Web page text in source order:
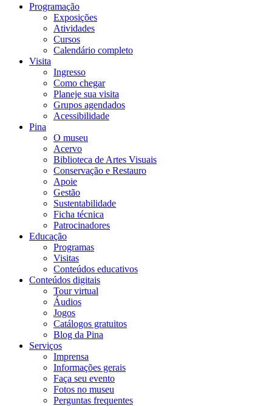
Programação
Exposições
Atividades
Cursos
Calendário completo
Visita
Ingresso
Como chegar
Planeje sua visita
Grupos agendados
Acessibilidade
Pina
O museu
Acervo
Biblioteca de Artes Visuais
Conservação e Restauro
Apoie
Gestão
Sustentabilidade
Ficha técnica
Patrocinadores
Educação
Programas
Visitas
Conteúdos educativos​
Conteúdos digitais
Tour virtual
Áudios
Jogos
Catálogos gratuitos
Blog da Pina
Serviços
Imprensa
Informações gerais
Faça seu evento
Fotos no museu
Perguntas frequentes